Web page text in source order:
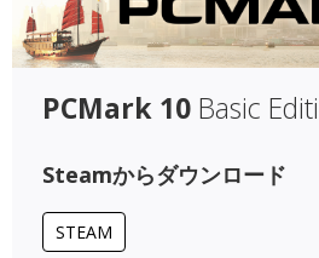
PCMark 10 Basic
Steamからダウンロード
STEAM